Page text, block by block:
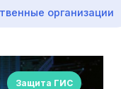
организации
Защита ГИС